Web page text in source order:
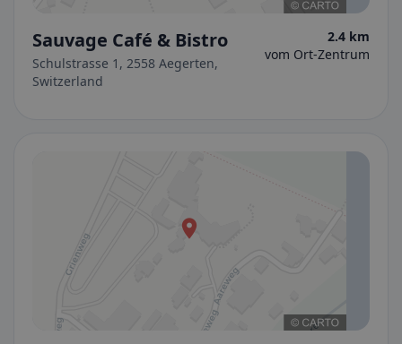
Sauvage Café & Bistro
Schulstrasse 1, 2558 Aegerten,
Switzerland
2.4 km
vom Ort-Zentrum